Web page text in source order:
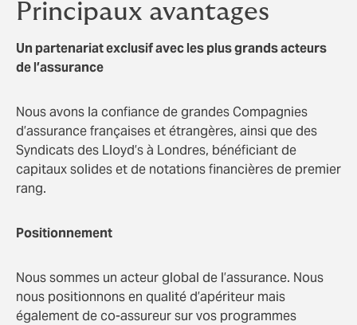
Principaux avantages
Un partenariat exclusif avec les plus grands acteurs
de l’assurance
Nous avons la confiance de grandes Compagnies
d’assurance françaises et étrangères, ainsi que des
Syndicats des Lloyd’s à Londres, bénéficiant de
capitaux solides et de notations financières de premier
rang.
Positionnement
Nous sommes un acteur global de l’assurance. Nous
nous positionnons en qualité d’apériteur mais
également de co-assureur sur vos programmes